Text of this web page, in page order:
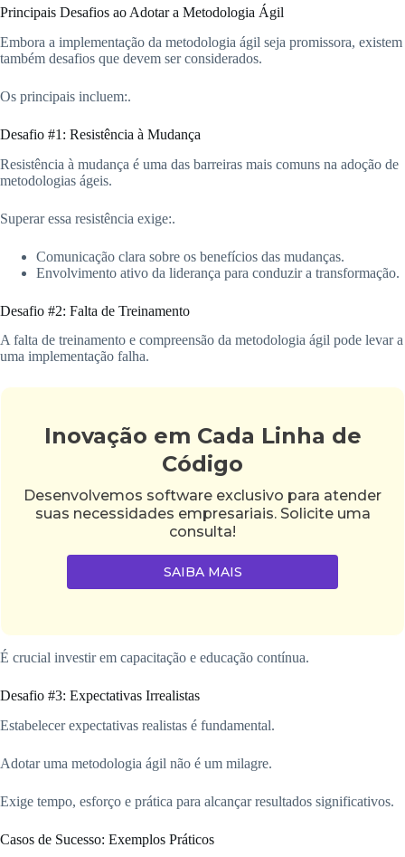
Principais Desafios ao Adotar a Metodologia Ágil
Embora a implementação da metodologia ágil seja promissora, existem
também desafios que devem ser considerados.
Os principais incluem:.
Desafio #1: Resistência à Mudança
Resistência à mudança é uma das barreiras mais comuns na adoção de
metodologias ágeis.
Superar essa resistência exige:.
Comunicação clara sobre os benefícios das mudanças.
Envolvimento ativo da liderança para conduzir a transformação.
Desafio #2: Falta de Treinamento
A falta de treinamento e compreensão da metodologia ágil pode levar a
uma implementação falha.
Inovação em Cada Linha de
Código
Desenvolvemos software exclusivo para atender
suas necessidades empresariais. Solicite uma
consulta!
SAIBA MAIS
É crucial investir em capacitação e educação contínua.
Desafio #3: Expectativas Irrealistas
Estabelecer expectativas realistas é fundamental.
Adotar uma metodologia ágil não é um milagre.
Exige tempo, esforço e prática para alcançar resultados significativos.
Casos de Sucesso: Exemplos Práticos